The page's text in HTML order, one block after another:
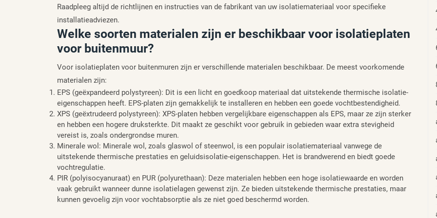
Raadpleeg altijd de richtlijnen en instructies van de fabrikant van uw isolatiemateriaal voor specifieke
installatieadviezen.
Welke soorten materialen zijn er beschikbaar voor isolatieplaten
voor buitenmuur?
Voor isolatieplaten voor buitenmuren zijn er verschillende materialen beschikbaar. De meest voorkomende
materialen zijn:
EPS (geëxpandeerd polystyreen): Dit is een licht en goedkoop materiaal dat uitstekende thermische isolatie-
eigenschappen heeft. EPS-platen zijn gemakkelijk te installeren en hebben een goede vochtbestendigheid.
XPS (geëxtrudeerd polystyreen): XPS-platen hebben vergelijkbare eigenschappen als EPS, maar ze zijn sterker
en hebben een hogere druksterkte. Dit maakt ze geschikt voor gebruik in gebieden waar extra stevigheid
vereist is, zoals ondergrondse muren.
Minerale wol: Minerale wol, zoals glaswol of steenwol, is een populair isolatiemateriaal vanwege de
uitstekende thermische prestaties en geluidsisolatie-eigenschappen. Het is brandwerend en biedt goede
vochtregulatie.
PIR (polyisocyanuraat) en PUR (polyurethaan): Deze materialen hebben een hoge isolatiewaarde en worden
vaak gebruikt wanneer dunne isolatielagen gewenst zijn. Ze bieden uitstekende thermische prestaties, maar
kunnen gevoelig zijn voor vochtabsorptie als ze niet goed beschermd worden.